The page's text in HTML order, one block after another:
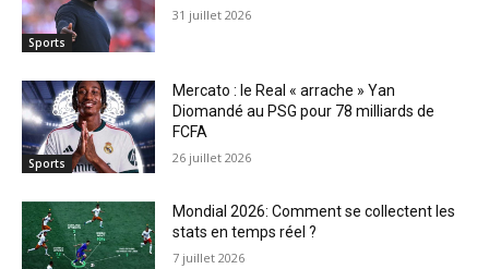
Sports
31 juillet 2026
Sports
Mercato : le Real « arrache » Yan
Diomandé au PSG pour 78 milliards de
FCFA
26 juillet 2026
Mondial 2026: Comment se collectent les
stats en temps réel ?
7 juillet 2026